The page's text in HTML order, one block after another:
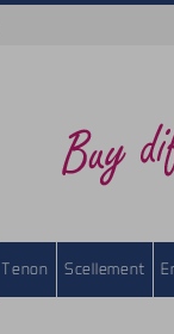
Tenon Scellement